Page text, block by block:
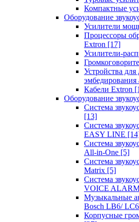
Компактные
Оборудование
Усилители
Процессоры
Extron [17]
Усилители-
Устройства
эмбедирования
Кабели Extron
Оборудование
Система
[13]
Система
EASY LINE
Система
All-in-One [5]
Система
Matrix [5]
Система
VOICE
Музыкальные
Bosch LB6/
Корпусные